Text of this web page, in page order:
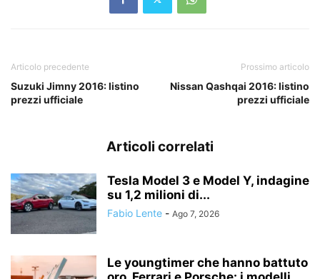
Articolo precedente
Suzuki Jimny 2016: listino
prezzi ufficiale
Prossimo articolo
Nissan Qashqai 2016: listino
prezzi ufficiale
Articoli correlati
Tesla Model 3 e Model Y, indagine
su 1,2 milioni di...
Fabio Lente - Ago 7, 2026
Le youngtimer che hanno battuto